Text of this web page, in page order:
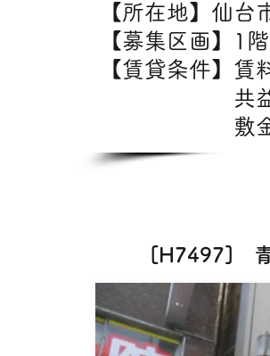
【所在地】仙台
【募集区画】1
【賃貸条件
共
敷金/礼
[H7497] 青